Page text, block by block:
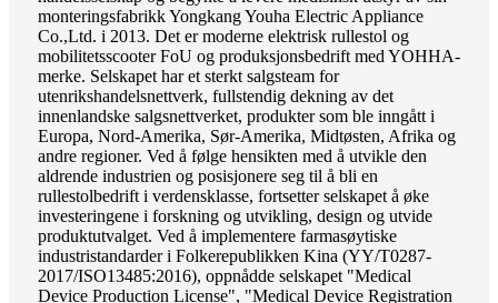
monteringsfabrikk Yongkang Youha Electric Appliance
Co.,Ltd. i 2013. Det er moderne elektrisk rullestol og
mobilitetsscooter FoU og produksjonsbedrift med YOHHA-
merke. Selskapet har et sterkt salgsteam for
utenrikshandelsnettverk, fullstendig dekning av det
innenlandske salgsnettverket, produkter som ble inngått i
Europa, Nord-Amerika, Sør-Amerika, Midtøsten, Afrika og
andre regioner. Ved å følge hensikten med å utvikle den
aldrende industrien og posisjonere seg til å bli en
rullestolbedrift i verdensklasse, fortsetter selskapet å øke
investeringene i forskning og utvikling, design og utvide
produktutvalget. Ved å implementere farmasøytiske
industristandarder i Folkerepublikken Kina (YY/T0287-
2017/ISO13485:2016), oppnådde selskapet "Medical
Device Production License", "Medical Device Registration